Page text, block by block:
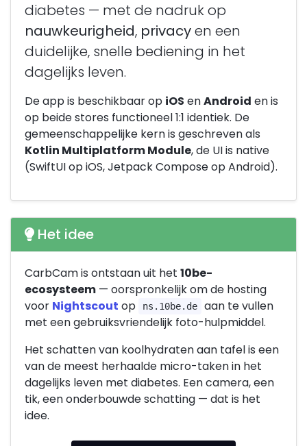
diabetes — met de nadruk op
nauwkeurigheid, privacyen een
duidelijke, snelle bediening in het
dagelijks leven.
De app is beschikbaar op iOS enAndroid en is
op beide stores functioneel 1:1 identiek. De
gemeenschappelijke kern is geschreven als
Kotlin Multiplatform Module, de UI is native
(SwiftUI op iOS, Jetpack Compose op Android).
Het idee
CarbCam is ontstaan uit het 10be-
ecosysteem — oorspronkelijk om de hosting
voor Nightscout op ns.10be.de
aan te vullen
met een gebruiksvriendelijk foto-hulpmiddel.
Het schatten van koolhydraten aan tafel is een
van de meest herhaalde micro-taken in het
dagelijks leven met diabetes. Een camera, een
tik, een onderbouwde schatting — dat is het
idee.